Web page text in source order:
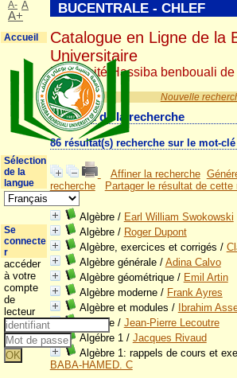
Nouvelle
Résultat de la recherche
86 résultat(s) recherche sur le mot-
Affiner la recherche
recherche
Partager le résultat de cette
Algèbre/ Earl William Swokowski
Algèbre/ Roger Dupont
Algèbre, exercices et corrigés /
Algèbre générale/ Adina Calvo
Algèbre géométrique/ Emil Artin
Algèbre moderne/ Frank Ayres
Algèbre et modules /
Ibrahim
Algèbre/ Jean-Pierre Lecoutre
Algébre 1/ Jacques Rivaud
Algèbre 1: rappels de cours et
BABA-HAMED. C
BUCENTRALE - CHLEF
Catalogue en Ligne de la
Universitaire
Université Hassiba benbouali de
A- A
A+
Accueil
Sélection
de la
langue
Se
connecte
r
accéder
à votre
compte
de
lecteur